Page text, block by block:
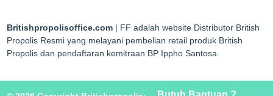
Britishpropolisoffice.com | FF adalah website Distributor British
Propolis Resmi yang melayani pembelian retail produk British
Propolis dan pendaftaran kemitraan BP Ippho Santosa.